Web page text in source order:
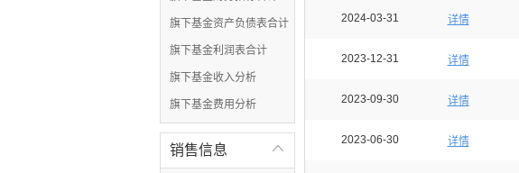
旗下基金资产负债表合计
旗下基金利润表合计
旗下基金收入分析
旗下基金费用分析

销售信息
2024-03-31 详情
2023-12-31 详情
2023-09-30 详情
2023-06-30 详情